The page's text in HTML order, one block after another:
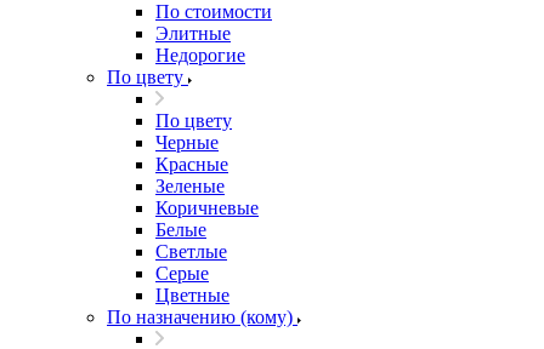
По стоимости
Элитные
Недорогие
По цвету
По цвету
Черные
Красные
Зеленые
Коричневые
Белые
Светлые
Серые
Цветные
По назначению (кому)